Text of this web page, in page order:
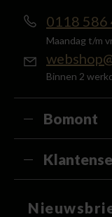
0118 586
Maandag t/m
Binnen 2
Bomont